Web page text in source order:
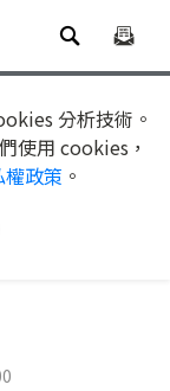
分析技術。
使用 cookies，
權政策 。